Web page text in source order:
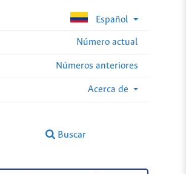
Español
Número actual
Números anteriores
Acerca de
Buscar